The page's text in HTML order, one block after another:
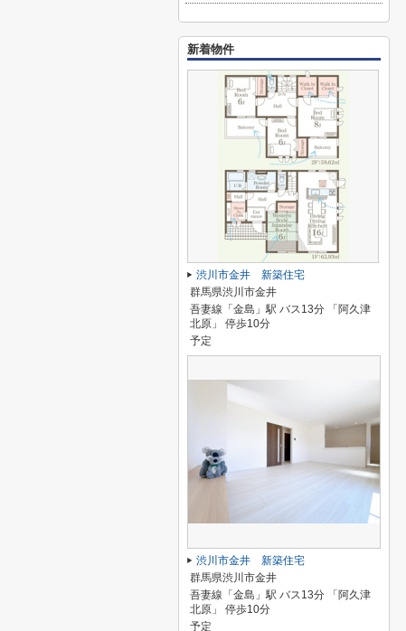
新着物件
渋川市金井 新築住宅
群馬県渋川市金井
吾妻線「金島」駅 バス13分 「阿久津
北原」 停歩10分
予定
渋川市金井 新築住宅
群馬県渋川市金井
吾妻線「金島」駅 バス13分 「阿久津
北原」 停歩10分
予定